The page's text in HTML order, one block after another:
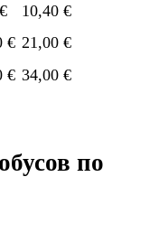
10,40 €
€ 21,00 €
€ 34,00 €
по